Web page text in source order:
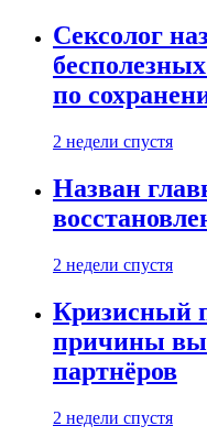
Сексолог
по
2 недели спустя
Назван
2 недели спустя
Кризисный
причины
партнёров
2 недели спустя